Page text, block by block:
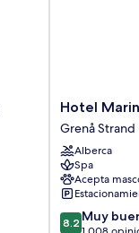
Hotel
Marina
Grenå
Strand
Hotel
Grenå Strand
Alberca
Spa
Acepta
8.2
8.2 Muy